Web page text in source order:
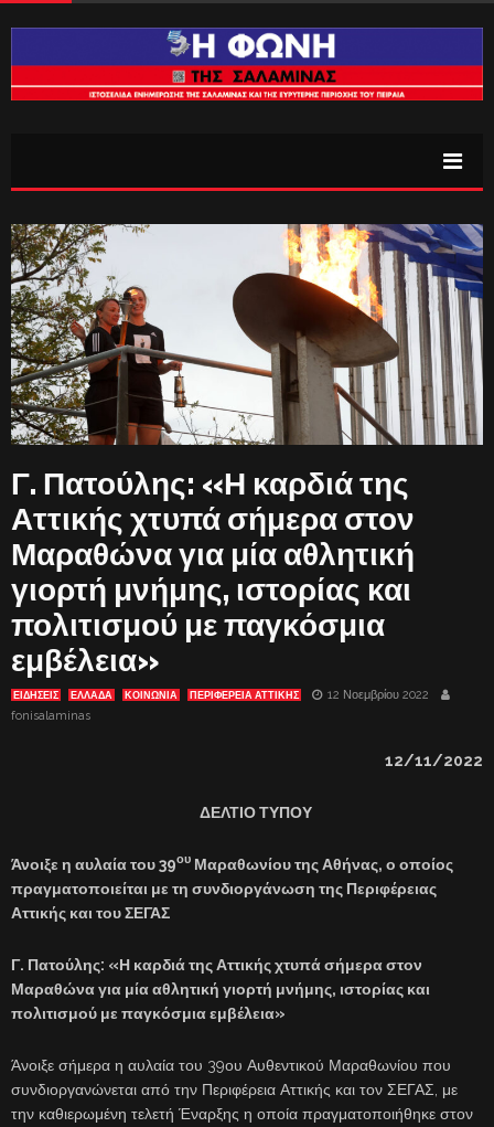
Γ. Πατούλης: «Η καρδιά της
Αττικής χτυπά σήμερα στον
Μαραθώνα για μία αθλητική
γιορτή μνήμης, ιστορίας και
πολιτισμού με παγκόσμια
εμβέλεια»
ΕΙΔΗΣΕΙΣ ΕΛΛΑΔΑ ΚΟΙΝΩΝΙΑ ΠΕΡΙΦΕΡΕΙΑ ΑΤΤΙΚΗΣ
12 Νοεμβρίου 2022
fonisalaminas
12/11/2022
ΔΕΛΤΙΟ ΤΥΠΟΥ
Άνοιξε η αυλαία του 39ου Μαραθωνίου της Αθήνας, ο οποίος
πραγματοποιείται με τη συνδιοργάνωση της Περιφέρειας
Αττικής και του ΣΕΓΑΣ
Γ. Πατούλης: «Η καρδιά της Αττικής χτυπά σήμερα στον
Μαραθώνα για μία αθλητική γιορτή μνήμης, ιστορίας και
πολιτισμού με παγκόσμια εμβέλεια»
Άνοιξε σήμερα η αυλαία του 39ου Αυθεντικού Μαραθωνίου που
συνδιοργανώνεται από την Περιφέρεια Αττικής και τον ΣΕΓΑΣ, με
την καθιερωμένη τελετή Έναρξης η οποία πραγματοποιήθηκε στον